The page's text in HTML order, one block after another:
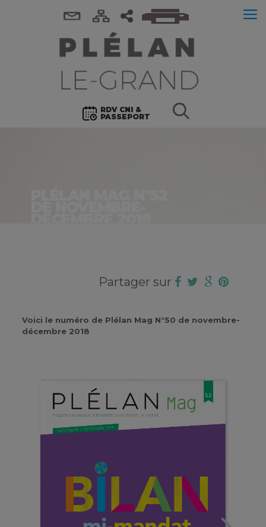
RDV CNI &
PASSEPORT
Partager sur
Voici le numéro de Plélan Mag N°50 de novembre-
décembre 2018